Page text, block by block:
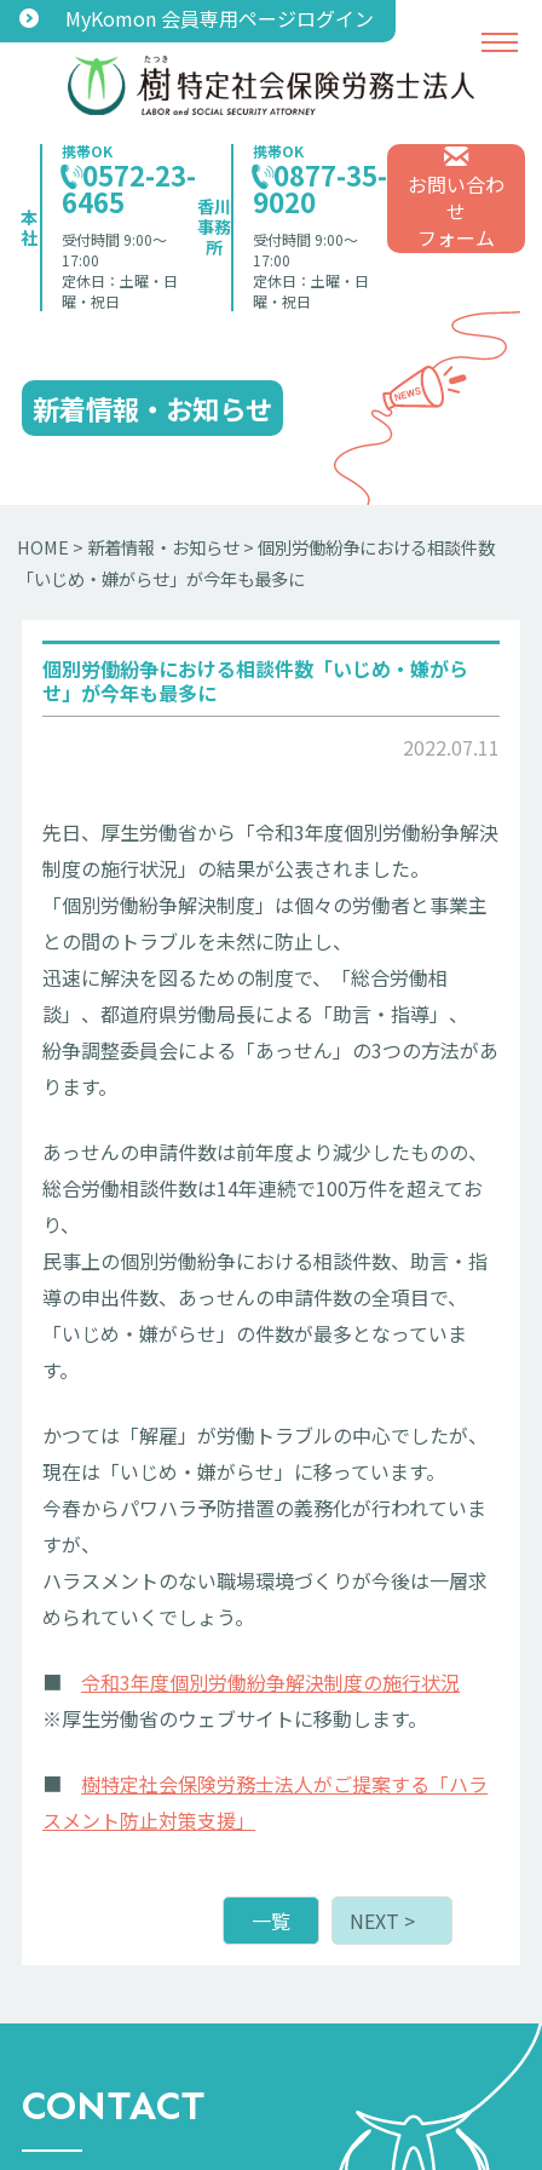
MyKomon 会員専用ページログイン
本
社
携帯OK
0572-23-
6465
受付時間 9:00〜
17:00
定休日：土曜・日
曜・祝日
香川
事務
所
携帯OK
0877-35-
9020
受付時間 9:00〜
17:00
定休日：土曜・日
曜・祝日
お問い合わ
せ
フォーム
新着情報・お知らせ
HOME > 新着情報・お知らせ>個別労働紛争における相談件数
「いじめ・嫌がらせ」が今年も最多に
個別労働紛争における相談件数「いじめ・嫌がら
せ」が今年も最多に
2022.07.11
先日、厚生労働省から「令和3年度個別労働紛争解決
制度の施行状況」の結果が公表されました。
「個別労働紛争解決制度」は個々の労働者と事業主
との間のトラブルを未然に防止し、
迅速に解決を図るための制度で、「総合労働相
談」、都道府県労働局長による「助言・指導」、
紛争調整委員会による「あっせん」の3つの方法があ
ります。
あっせんの申請件数は前年度より減少したものの、
総合労働相談件数は14年連続で100万件を超えてお
り、
民事上の個別労働紛争における相談件数、助言・指
導の申出件数、あっせんの申請件数の全項目で、
「いじめ・嫌がらせ」の件数が最多となっていま
す。
かつては「解雇」が労働トラブルの中心でしたが、
現在は「いじめ・嫌がらせ」に移っています。
今春からパワハラ予防措置の義務化が行われていま
すが、
ハラスメントのない職場環境づくりが今後は一層求
められていくでしょう。
■令和3年度個別労働紛争解決制度の施行状況
※厚生労働省のウェブサイトに移動します。
■ 樹特定社会保険労務士法人がご提案する「ハラ
スメント防止対策支援」
一覧 NEXT >
CONTACT